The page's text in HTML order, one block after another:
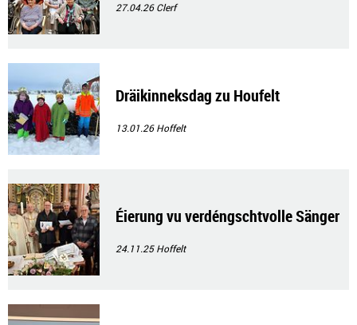
27.04.26Clerf
Dräikinneksdag zu Houfelt
13.01.26Hoffelt
Éierung vu verdéngschtvolle Sänger
24.11.25Hoffelt